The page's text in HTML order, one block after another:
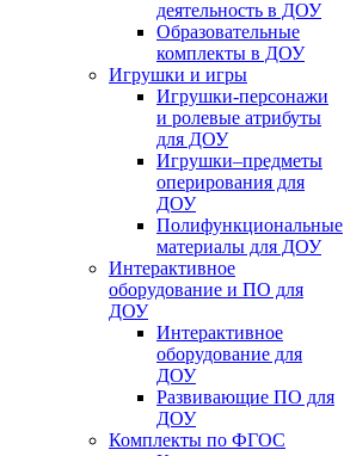
деятельность в ДОУ
Образовательные
комплекты в ДОУ
Игрушки и игры
Игрушки-персонажи
и ролевые атрибуты
для ДОУ
Игрушки–предметы
оперирования для
ДОУ
Полифункциональные
материалы для ДОУ
Интерактивное
оборудование и ПО для
ДОУ
Интерактивное
оборудование для
ДОУ
Развивающие ПО для
ДОУ
Комплекты по ФГОС